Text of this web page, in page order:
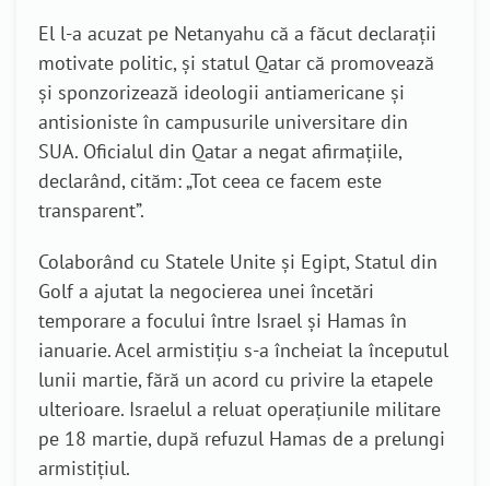
El l-a acuzat pe Netanyahu că a făcut declarații
motivate politic, și statul Qatar că promovează
și sponzorizează ideologii antiamericane și
antisioniste în campusurile universitare din
SUA. Oficialul din Qatar a negat afirmațiile,
declarând, cităm: „Tot ceea ce facem este
transparent”.
Colaborând cu Statele Unite și Egipt, Statul din
Golf a ajutat la negocierea unei încetări
temporare a focului între Israel și Hamas în
ianuarie. Acel armistițiu s-a încheiat la începutul
lunii martie, fără un acord cu privire la etapele
ulterioare. Israelul a reluat operațiunile militare
pe 18 martie, după refuzul Hamas de a prelungi
armistițiul.